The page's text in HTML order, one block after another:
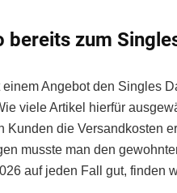
zum
Angebot den Singles
viele Artikel hierfür
Kunden die Versandkosten
musste man den
auf jeden Fall gut, finden